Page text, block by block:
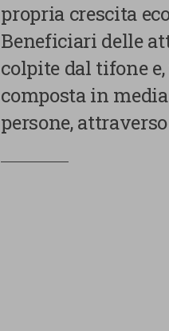
propria crescita
Beneficiari delle
colpite dal tifone
composta in
persone,